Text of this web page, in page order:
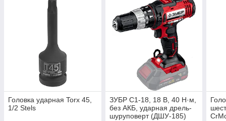
Головка ударная Torx 45,
1/2 Stels
ЗУБР С1-18, 18 В, 40 Н·м,
без АКБ, ударная дрель-
шуруповерт (ДШУ-185)